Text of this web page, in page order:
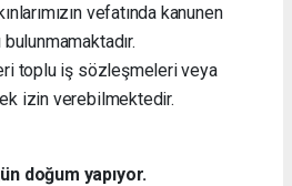
vefatında kanunen
toplu iş sözleşmeleri veya
izin verebilmektedir.
doğum yapıyor.